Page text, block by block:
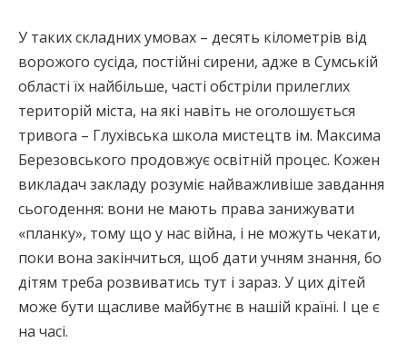
У таких складних умовах – десять кілометрів від
ворожого сусіда, постійні сирени, адже в Сумській
області їх найбільше, часті обстріли прилеглих
територій міста, на які навіть не оголошується
тривога – Глухівська школа мистецтв ім. Максима
Березовського продовжує освітній процес. Кожен
викладач закладу розуміє найважливіше завдання
сьогодення: вони не мають права занижувати
«планку», тому що у нас війна, і не можуть чекати,
поки вона закінчиться, щоб дати учням знання, бо
дітям треба розвиватись тут і зараз. У цих дітей
може бути щасливе майбутнє в нашій країні. І це є
на часі.